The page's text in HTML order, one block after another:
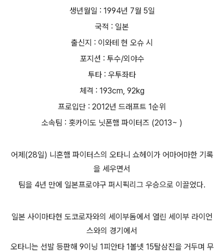
생년월일 : 1994년 7월 5일
국적 : 일본
출신지 : 이와테 현 오슈 시
포지션 : 투수/외야수
투타 : 우투좌타
체격 : 193cm, 92kg
프로입단 : 2012년 드래프트 1순위
소속팀 : 홋카이도 닛폰햄 파이터즈 (2013~ )
어제(28일) 니혼햄 파이터스의 오타니 쇼헤이가 어마어마한 기록
을 세우면서
팀을 4년 만에 일본프로야구 퍼시픽리그 우승으로 이끌었다.
일본 사이마타현 도코로자와의 세이부돔에서 열린 세이부 라이언
스와의 경기에서
오타니는 선발 등판해 9이닝 1피안타 1볼넷 15탈삼진을 거두며 무